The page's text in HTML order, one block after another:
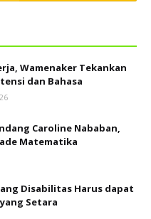
Wamenaker Tekankan
dan Bahasa
Caroline Nababan,
Matematika
Disabilitas Harus dapat
Setara